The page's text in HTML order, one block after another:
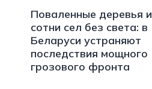
Поваленные деревья и
сотни сел без света: в
Беларуси устраняют
последствия мощного
грозового фронта